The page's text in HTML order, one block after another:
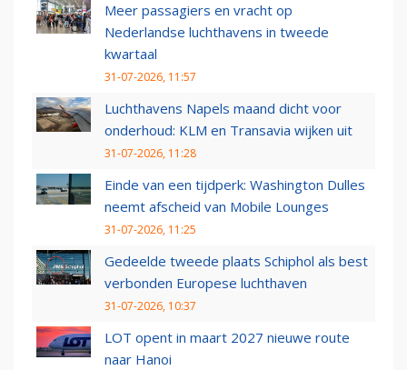
Meer passagiers en vracht op
Nederlandse luchthavens in tweede
kwartaal
31-07-2026, 11:57
Luchthavens Napels maand dicht voor
onderhoud: KLM en Transavia wijken uit
31-07-2026, 11:28
Einde van een tijdperk: Washington Dulles
neemt afscheid van Mobile Lounges
31-07-2026, 11:25
Gedeelde tweede plaats Schiphol als best
verbonden Europese luchthaven
31-07-2026, 10:37
LOT opent in maart 2027 nieuwe route
naar Hanoi